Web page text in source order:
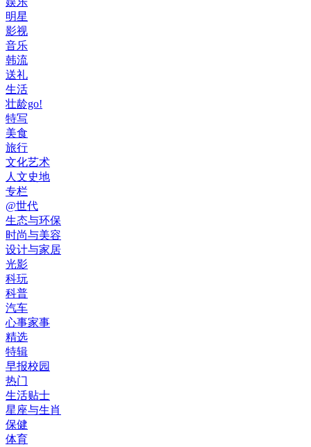
明星
影视
音乐
韩流
送礼
生活
壮龄go!
特写
美食
旅行
文化艺术
人文史地
专栏
@世代
生态与环保
时尚与美容
设计与家居
光影
科玩
科普
汽车
心事家事
精选
特辑
早报校园
热门
生活贴士
星座与生肖
保健
体育